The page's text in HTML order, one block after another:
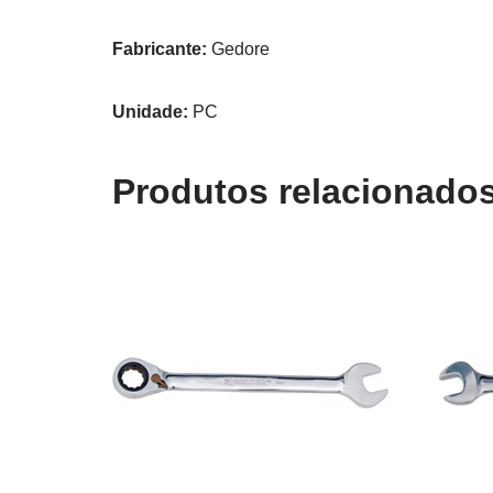
Fabricante: Gedore
Unidade: PC
Produtos